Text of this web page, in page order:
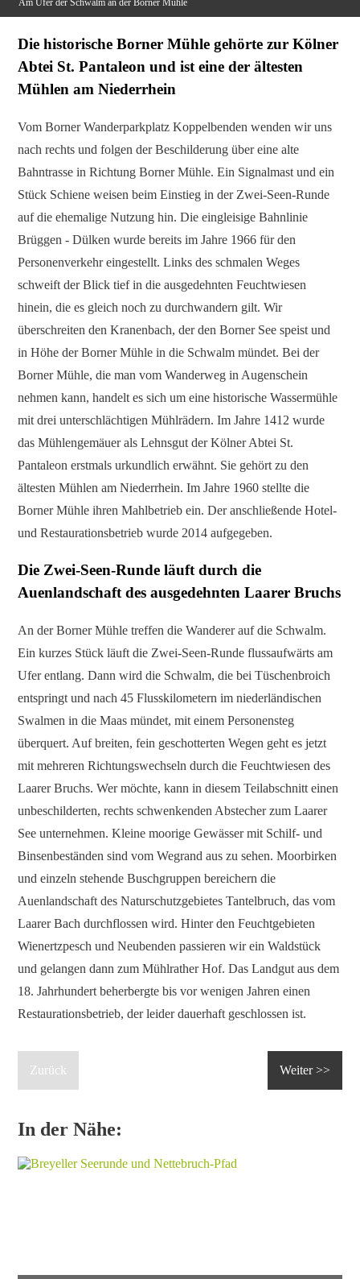
Am Ufer der Schwalm an der Borner Mühle
Die historische Borner Mühle gehörte zur Kölner
Abtei St. Pantaleon und ist eine der ältesten
Mühlen am Niederrhein
Vom Borner Wanderparkplatz Koppelbenden wenden wir uns
nach rechts und folgen der Beschilderung über eine alte
Bahntrasse in Richtung Borner Mühle. Ein Signalmast und ein
Stück Schiene weisen beim Einstieg in der Zwei-Seen-Runde
auf die ehemalige Nutzung hin. Die eingleisige Bahnlinie
Brüggen - Dülken wurde bereits im Jahre 1966 für den
Personenverkehr eingestellt. Links des schmalen Weges
schweift der Blick tief in die ausgedehnten Feuchtwiesen
hinein, die es gleich noch zu durchwandern gilt. Wir
überschreiten den Kranenbach, der den Borner See speist und
in Höhe der Borner Mühle in die Schwalm mündet. Bei der
Borner Mühle, die man vom Wanderweg in Augenschein
nehmen kann, handelt es sich um eine historische Wassermühle
mit drei unterschlächtigen Mühlrädern. Im Jahre 1412 wurde
das Mühlengemäuer als Lehnsgut der Kölner Abtei St.
Pantaleon erstmals urkundlich erwähnt. Sie gehört zu den
ältesten Mühlen am Niederrhein. Im Jahre 1960 stellte die
Borner Mühle ihren Mahlbetrieb ein. Der anschließende Hotel-
und Restaurationsbetrieb wurde 2014 aufgegeben.
Die Zwei-Seen-Runde läuft durch die
Auenlandschaft des ausgedehnten Laarer Bruchs
An der Borner Mühle treffen die Wanderer auf die Schwalm.
Ein kurzes Stück läuft die Zwei-Seen-Runde flussaufwärts am
Ufer entlang. Dann wird die Schwalm, die bei Tüschenbroich
entspringt und nach 45 Flusskilometern im niederländischen
Swalmen in die Maas mündet, mit einem Personensteg
überquert. Auf breiten, fein geschotterten Wegen geht es jetzt
mit mehreren Richtungswechseln durch die Feuchtwiesen des
Laarer Bruchs. Wer möchte, kann in diesem Teilabschnitt einen
unbeschilderten, rechts schwenkenden Abstecher zum Laarer
See unternehmen. Kleine moorige Gewässer mit Schilf- und
Binsenbeständen sind vom Wegrand aus zu sehen. Moorbirken
und einzeln stehende Buschgruppen bereichern die
Auenlandschaft des Naturschutzgebietes Tantelbruch, das vom
Laarer Bach durchflossen wird. Hinter den Feuchtgebieten
Wienertzpesch und Neubenden passieren wir ein Waldstück
und gelangen dann zum Mühlrather Hof. Das Landgut aus dem
18. Jahrhundert beherbergte bis vor wenigen Jahren einen
Restaurationsbetrieb, der leider dauerhaft geschlossen ist.
Zurück Weiter >>
In der Nähe: